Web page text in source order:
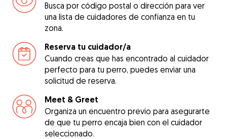
Busca por código postal o dirección para ver
una lista de cuidadores de confianza en tu
zona.
Reserva tu cuidador/a
Cuando creas que has encontrado al cuidador
perfecto para tu perro, puedes enviar una
solicitud de reserva.
Meet & Greet
Organiza un encuentro previo para asegurarte
de que tu perro encaja bien con el cuidador
seleccionado.